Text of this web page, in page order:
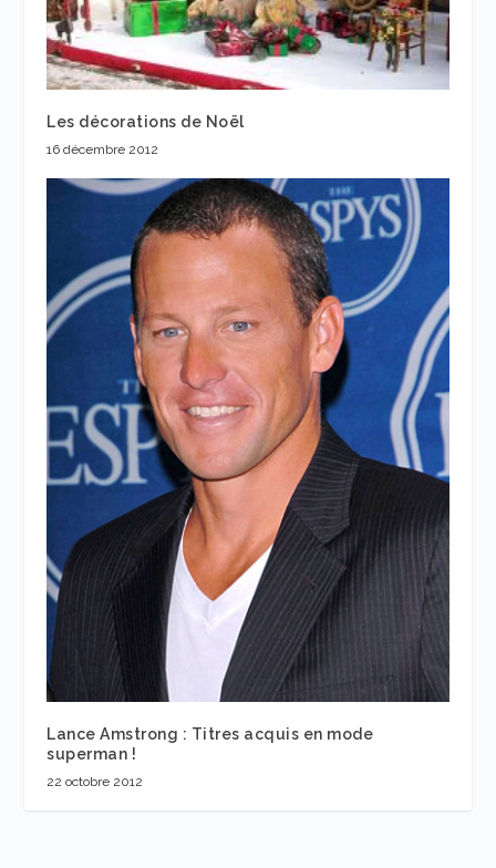
Les décorations de Noël
16 décembre 2012
Lance Amstrong : Titres acquis en mode
superman !
22 octobre 2012